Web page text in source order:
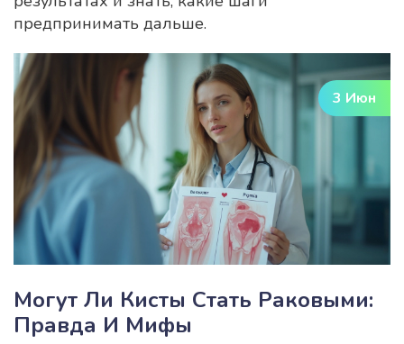
предпринимать дальше.
3 Июн
Могут Ли Кисты Стать Раковыми:
Правда И Мифы